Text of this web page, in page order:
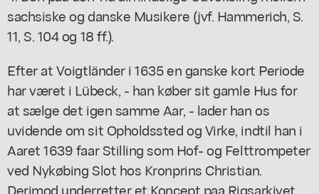
sachsiske og danske Musikere (jvf. Hammerich, S.
11, S. 104 og 18 ff.).
Efter at Voigtländer i 1635 en ganske kort Periode
har været i Lübeck, - han køber sit gamle Hus for
at sælge det igen samme Aar, - lader han os
uvidende om sit Opholdssted og Virke, indtil han i
Aaret 1639 faar Stilling som Hof- og Felttrompeter
ved Nykøbing Slot hos Kronprins Christian.
Derimod underretter et Koncept paa Rigsarkivet